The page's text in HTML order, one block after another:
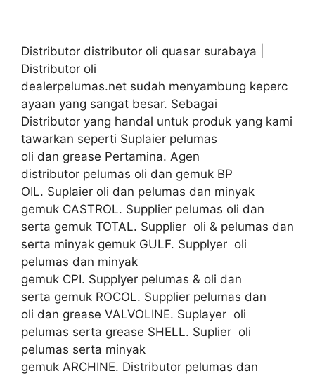
Distributor distributor oli quasar surabaya |
Distributor oli
dealerpelumas.net sudah menyambung keperc
ayaan yang sangat besar. Sebagai
Distributor yang handal untuk produk yang kami
tawarkan seperti Suplaier pelumas
oli dan grease Pertamina. Agen
distributor pelumas oli dan gemuk BP
OIL. Suplaier oli dan pelumas dan minyak
gemuk CASTROL. Supplier pelumas oli dan
serta gemuk TOTAL. Supplier oli & pelumas dan
serta minyak gemuk GULF. Supplyer oli
pelumas dan minyak
gemuk CPI. Supplyer pelumas & oli dan
serta gemuk ROCOL. Supplier pelumas dan
oli dan grease VALVOLINE. Suplayer oli
pelumas serta grease SHELL. Suplier oli
pelumas serta minyak
gemuk ARCHINE. Distributor pelumas dan